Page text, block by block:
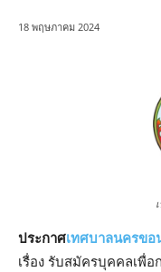
18 พฤษภาคม 2024
ประกาศเทศบาลนครข
เรื่อง รับสมัครบุคคลเพื่อ